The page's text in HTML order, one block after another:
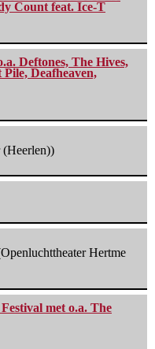
Count feat. Ice-T
Deftones, The Hives,
Deafheaven,
Hertme
met o.a. The